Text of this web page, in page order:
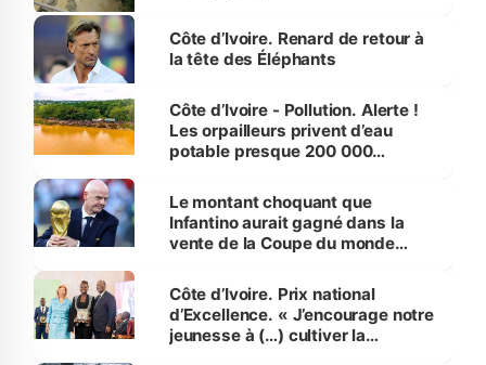
Côte d’Ivoire. Renard de retour à
la tête des Éléphants
Côte d’Ivoire - Pollution. Alerte !
Les orpailleurs privent d’eau
potable presque 200 000
Le montant choquant que
Infantino aurait gagné dans la
vente de la Coupe du monde
Côte d’Ivoire. Prix national
d’Excellence. « J’encourage notre
jeunesse à (…) cultiver la